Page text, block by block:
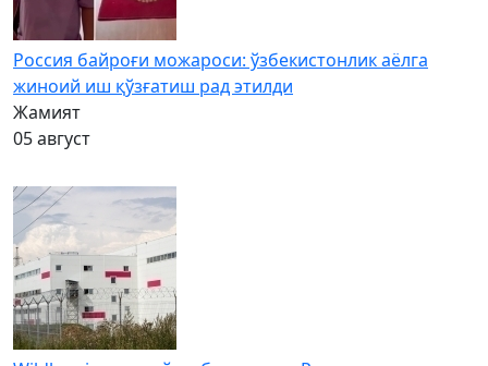
Россия байроғи можароси: ўзбекистонлик аёлга
жиноий иш қўзғатиш рад этилди
Жамият
05 август